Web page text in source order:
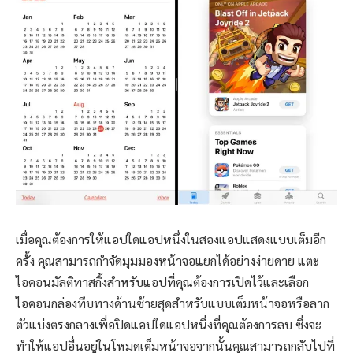
เมื่อคุณต้องการให้แอปใดแอปหนึ่งในสองแอปแสดงแบบเต็มอีก
ครั้ง คุณสามารถกำจัดมุมมองหน้าจอแยกได้อย่างง่ายดาย แตะ
ไอคอนมัลติทาสกิ้งสำหรับแอปที่คุณต้องการเปิดไว้และเลือก
ไอคอนกล่องทึบทางด้านซ้ายสุดสำหรับแบบเต็มหน้าจอหรือลาก
ตัวแบ่งตรงกลางเพื่อปิดแอปใดแอปหนึ่งที่คุณต้องการลบ ซึ่งจะ
ทำให้แอปอื่นอยู่ในโหมดเต็มหน้าจอจากนั้นคุณสามารถกลับไปที่